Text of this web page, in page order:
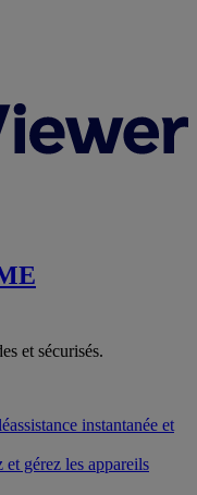
et sécurisés.
instantanée et
et gérez les appareils